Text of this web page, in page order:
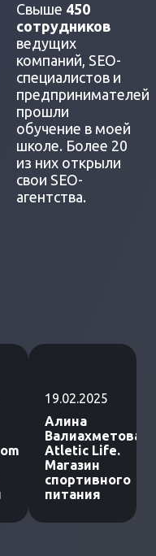
Свыше 450
сотрудников
ведущих
компаний, SEO-
специалистов и
предпринимателей
прошли
обучение в моей
школе. Более 20
из них открыли
свои SEO-
агентства.
19.02.2025
Алина
Валиахметова.
Atletic Life.
Магазин
спортивного
питания